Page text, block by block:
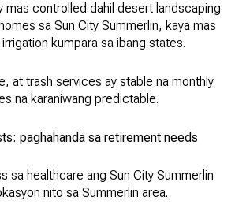
mas controlled dahil desert landscaping
sa Sun City Summerlin, kaya mas
kumpara sa ibang states.
at trash services ay stable na monthly
na karaniwang predictable.
paghahanda sa retirement needs
sa healthcare ang Sun City Summerlin
nito sa Summerlin area.